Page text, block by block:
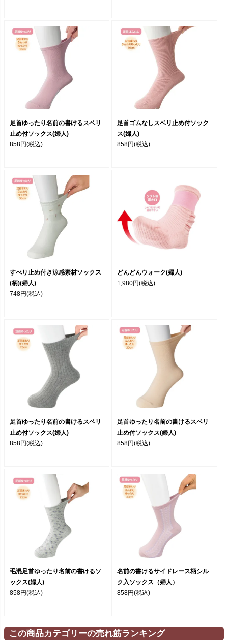
足首ゆったり名前の書けるスベリ
止め付ソックス(婦人)
858円(税込)
足首ゴムなしスベリ止め付ソック
ス(婦人)
858円(税込)
すべり止め付き涼感素材ソックス
(柄)(婦人)
748円(税込)
どんどんウォーク(婦人)
1,980円(税込)
足首ゆったり名前の書けるスベリ
止め付ソックス(婦人)
858円(税込)
足首ゆったり名前の書けるスベリ
止め付ソックス(婦人)
858円(税込)
毛混足首ゆったり名前の書けるソ
ックス(婦人)
858円(税込)
名前の書けるサイドレース柄シル
ク入ソックス（婦人）
858円(税込)
この商品カテゴリーの売れ筋ランキング